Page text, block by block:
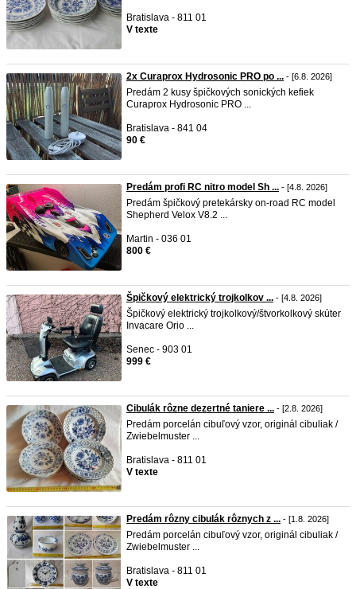
Bratislava - 811 01
V texte
2x Curaprox Hydrosonic PRO po ... - [6.8. 2026]
Predám 2 kusy špičkových sonických kefiek
Curaprox Hydrosonic PRO ...
Bratislava - 841 04
90 €
Predám profi RC nitro model Sh ... - [4.8. 2026]
Predám špičkový pretekársky on-road RC model
Shepherd Velox V8.2 ...
Martin - 036 01
800 €
Špičkový elektrický trojkolkov ... - [4.8. 2026]
Špičkový elektrický trojkolkový/štvorkolkový skúter
Invacare Orio ...
Senec - 903 01
999 €
Cibulák rôzne dezertné taniere ... - [2.8. 2026]
Predám porcelán cibuľový vzor, originál cibuliak /
Zwiebelmuster ...
Bratislava - 811 01
V texte
Predám rôzny cibulák rôznych z ... - [1.8. 2026]
Predám porcelán cibuľový vzor, originál cibuliak /
Zwiebelmuster ...
Bratislava - 811 01
V texte